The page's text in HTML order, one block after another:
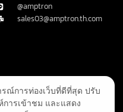
@amptron
sales03@amptron.th.com
ณ์การท่องเว็บที่ดีที่สุด ปรับ
การเข้าชม และแสดง